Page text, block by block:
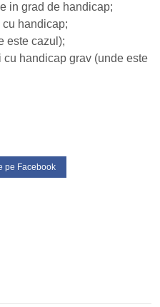
in grad de handicap;
handicap;
este cazul);
handicap grav (unde este
pe Facebook